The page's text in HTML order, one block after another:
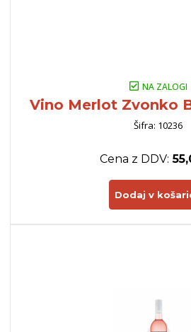
NA ZALOGI
Vino Merlot Zvonko
Šifra: 10236
Cena z DDV:
Dodaj v